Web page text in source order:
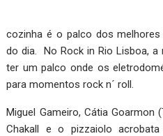
cozinha é o palco dos
do dia. No Rock in Rio Lisboa, a
ter um palco onde os
para momentos rock n´ roll.
Miguel Gameiro, Cátia Goarmon
Chakall e o pizzaiolo